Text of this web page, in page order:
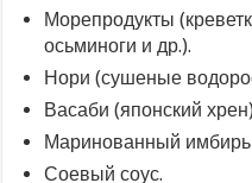
Морепродукты
осьминоги и др.).
Нори (сушеные
Васаби (японский
Маринованный имбирь
Соевый соус.